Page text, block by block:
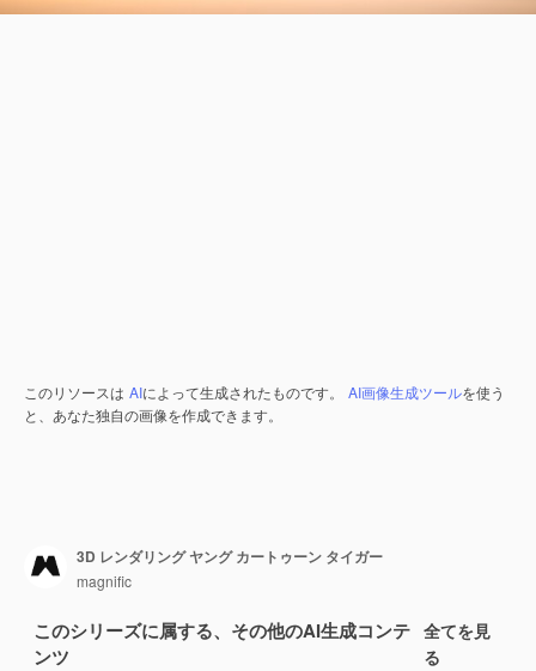
このリソースは AIによって生成されたものです。 AI画像生成ツールを使う
と、あなた独自の画像を作成できます。
3D レンダリング ヤング カートゥーン タイガー
magnific
このシリーズに属する、その他のAI生成コンテ
ンツ
全てを見
る